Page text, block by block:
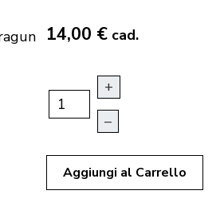
14,00 € cad.
+
–
Aggiungi al Carrello